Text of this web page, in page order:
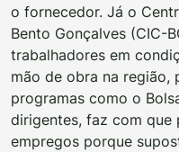
o fornecedor. Já o
Bento Gonçalves (CIC-
trabalhadores em
mão de obra na região,
programas como o
dirigentes, faz com que
empregos porque